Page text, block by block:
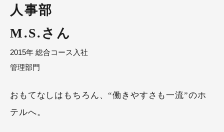
人事部
M.S.さん
2015年 総合コース入社
管理部門
おもてなしはもちろん、“働きやすさも一流”のホ
テルへ。